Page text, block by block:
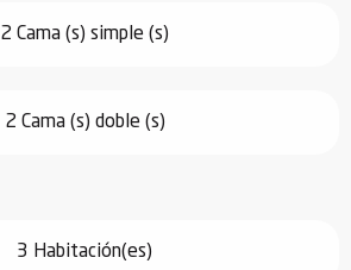
2 Cama (s) simple (s)
2 Cama (s) doble (s)
3 Habitación(es)